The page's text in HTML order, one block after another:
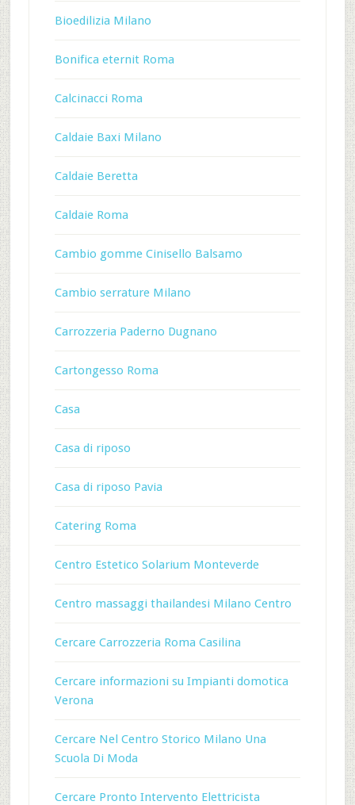
Bioedilizia Milano
Bonifica eternit Roma
Calcinacci Roma
Caldaie Baxi Milano
Caldaie Beretta
Caldaie Roma
Cambio gomme Cinisello Balsamo
Cambio serrature Milano
Carrozzeria Paderno Dugnano
Cartongesso Roma
Casa
Casa di riposo
Casa di riposo Pavia
Catering Roma
Centro Estetico Solarium Monteverde
Centro massaggi thailandesi Milano Centro
Cercare Carrozzeria Roma Casilina
Cercare informazioni su Impianti domotica
Verona
Cercare Nel Centro Storico Milano Una
Scuola Di Moda
Cercare Pronto Intervento Elettricista